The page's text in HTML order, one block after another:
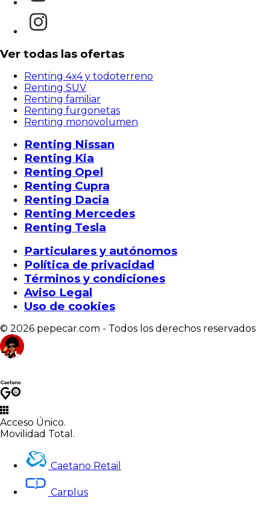
Ver todas las ofertas
Renting 4x4 y todoterreno
Renting SUV
Renting familiar
Renting furgonetas
Renting monovolumen
Renting Nissan
Renting Kia
Renting Opel
Renting Cupra
Renting Dacia
Renting Mercedes
Renting Tesla
Particulares y autónomos
Política de privacidad
Términos y condiciones
Aviso Legal
Uso de cookies
© 2026 pepecar.com - Todos los derechos reservados
Acceso Único.
Movilidad Total.
Caetano Retail
Carplus